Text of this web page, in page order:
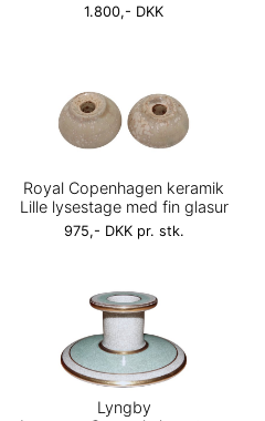
1.800,- DKK
Royal Copenhagen keramik
Lille lysestage med fin glasur
975,- DKK pr. stk.
Lyngby